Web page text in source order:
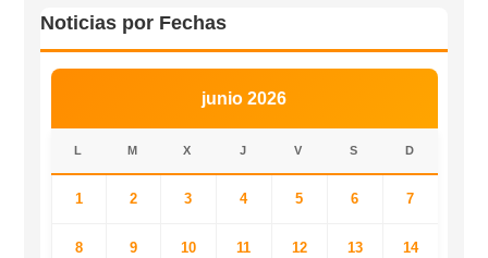
Noticias por Fechas
junio 2026
L M X J V S D
1 2 3 4 5 6 7
8 9 10 11 12 13 14